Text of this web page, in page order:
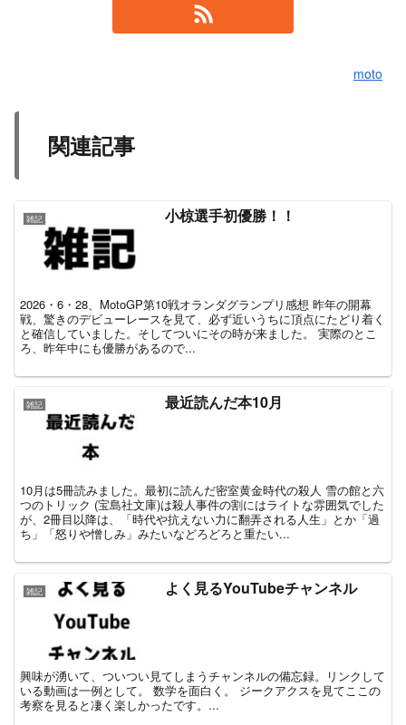
moto
関連記事
雑記 小椋選手初優勝！！
2026・6・28、MotoGP第10戦オランダグランプリ感想 昨年の開幕
戦、驚きのデビューレースを見て、必ず近いうちに頂点にたどり着く
と確信していました。そしてついにその時が来ました。 実際のとこ
ろ、昨年中にも優勝があるので...
雑記 最近読んだ本10月
10月は5冊読みました。最初に読んだ密室黄金時代の殺人 雪の館と六
つのトリック (宝島社文庫)は殺人事件の割にはライトな雰囲気でした
が、2冊目以降は、「時代や抗えない力に翻弄される人生」とか「過
ち」「怒りや憎しみ」みたいなどろどろと重たい...
雑記 よく見るYouTubeチャンネル
興味が湧いて、ついつい見てしまうチャンネルの備忘録。リンクして
いる動画は一例として。 数学を面白く。 ジークアクスを見てここの
考察を見ると凄く楽しかったです。...